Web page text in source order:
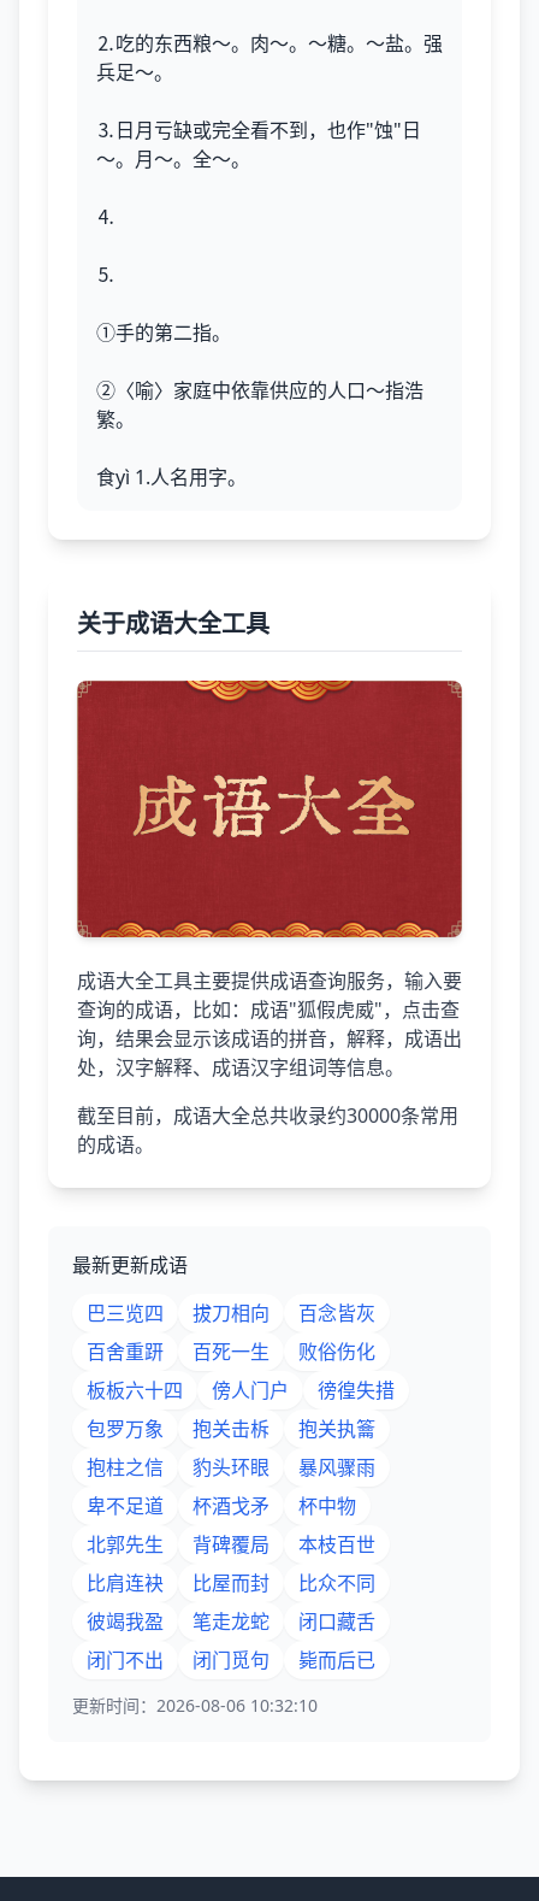
⒉吃的东西粮～。肉～。～糖。～盐。强
兵足～。
⒊日月亏缺或完全看不到，也作"蚀"日
～。月～。全～。
⒋
⒌
①手的第二指。
②〈喻〉家庭中依靠供应的人口～指浩
繁。
食yì 1.人名用字。
关于成语大全工具
成语大全工具主要提供成语查询服务，输入要
查询的成语，比如：成语"狐假虎威"，点击查
询，结果会显示该成语的拼音，解释，成语出
处，汉字解释、成语汉字组词等信息。
截至目前，成语大全总共收录约30000条常用
的成语。
最新更新成语
巴三览四
拔刀相向
百念皆灰
百舍重趼
百死一生
败俗伤化
板板六十四
傍人门户
徬徨失措
包罗万象
抱关击柝
抱关执籥
抱柱之信
豹头环眼
暴风骤雨
卑不足道
杯酒戈矛
杯中物
北郭先生
背碑覆局
本枝百世
比肩连袂
比屋而封
比众不同
彼竭我盈
笔走龙蛇
闭口藏舌
闭门不出
闭门觅句 毙而后已
更新时间：2026-08-06 10:32:10